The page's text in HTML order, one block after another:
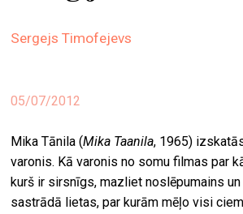
Sergejs Timofejevs
05/07/2012
Mika Tānila (Mika Taanila, 1965)
varonis. Kā varonis no somu filmas par
kurš ir sirsnīgs, mazliet noslēpumains
sastrādā lietas, par kurām mēļo visi